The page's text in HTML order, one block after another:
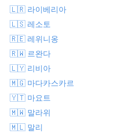
🇱🇷 라이베리아
🇱🇸 레소토
🇷🇪 레위니옹
🇷🇼 르완다
🇱🇾 리비아
🇲🇬 마다카스카르
🇾🇹 마요트
🇲🇼 말라위
🇲🇱 말리